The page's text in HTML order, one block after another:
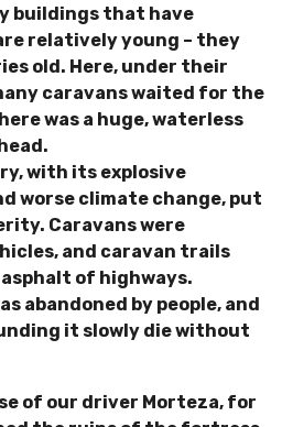
buildings that have
relatively young – they
old. Here, under their
caravans waited for the
was a huge, waterless
with its explosive
worse climate change, put
Caravans were
and caravan trails
of highways.
abandoned by people, and
it slowly die without
of our driver Morteza, for